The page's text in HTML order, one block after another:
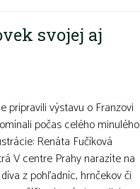
svojej aj
pripravili výstavu o Franzovi
počas celého minulého
Renáta Fučíková
V centre Prahy narazíte na
z pohľadníc, hrnčekov či